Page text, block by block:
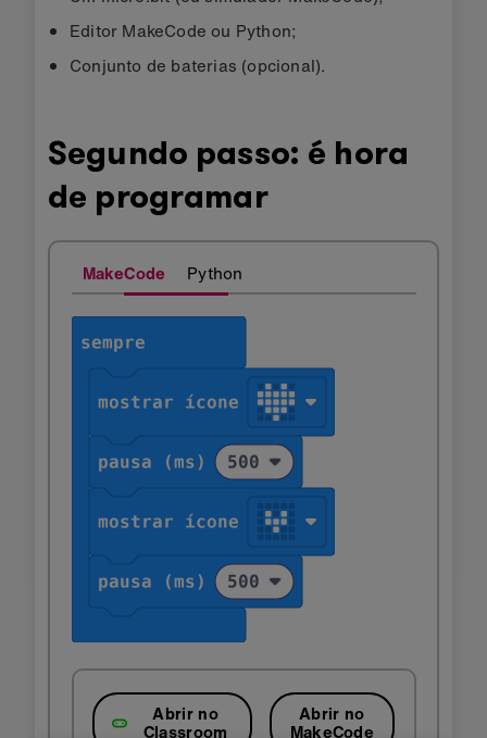
Editor MakeCode ou Python;
Conjunto de baterias (opcional).
Segundo passo: é hora
de programar
MakeCode Python
Abrir no
Classroom
Abrir no
MakeCode